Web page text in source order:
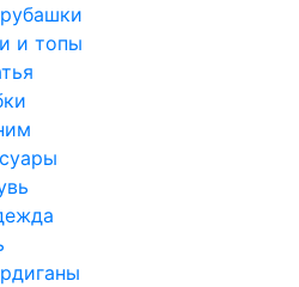
и топы